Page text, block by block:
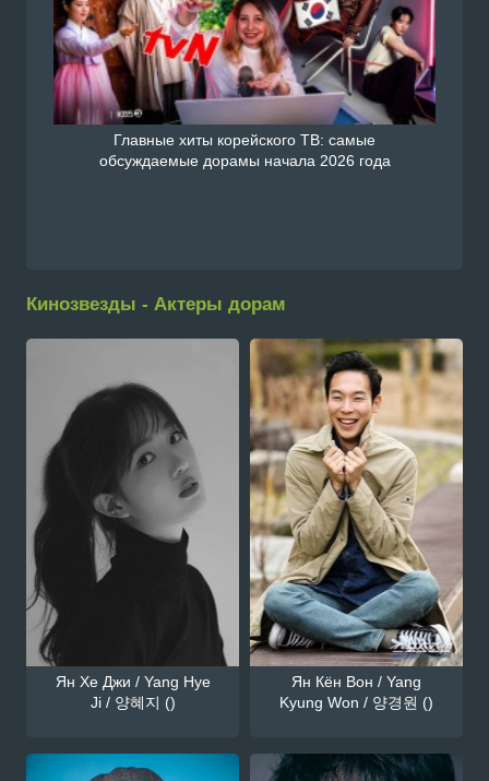
Главные хиты корейского ТВ: самые
обсуждаемые дорамы начала 2026 года
Кинозвезды - Актеры дорам
Ян Хе Джи / Yang Hye
Ji / 양혜지 ()
Ян Кён Вон / Yang
Kyung Won / 양경원 ()